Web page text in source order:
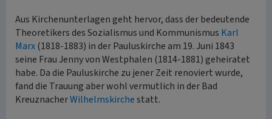
Aus Kirchenunterlagen geht hervor, dass der bedeutende
Theoretikers des Sozialismus und Kommunismus Karl
Marx(1818-1883) in der Pauluskirche am 19. Juni 1843
seine Frau Jenny von Westphalen (1814-1881) geheiratet
habe. Da die Pauluskirche zu jener Zeit renoviert wurde,
fand die Trauung aber wohl vermutlich in der Bad
KreuznacherWilhelmskirchestatt.